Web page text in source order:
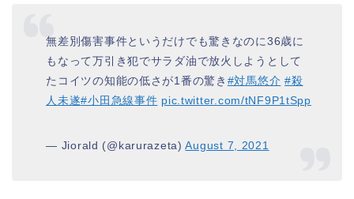
無差別傷害事件というだけでも驚きなのに36歳に
もなって万引き犯でサラダ油で放火しようとして
たコイツの知能の低さが1番の驚き #対馬悠介 #殺
人未遂#小田急線事件 pic.twitter.com/tNF9P1tSpp
— Jiorald (@karurazeta)August 7, 2021